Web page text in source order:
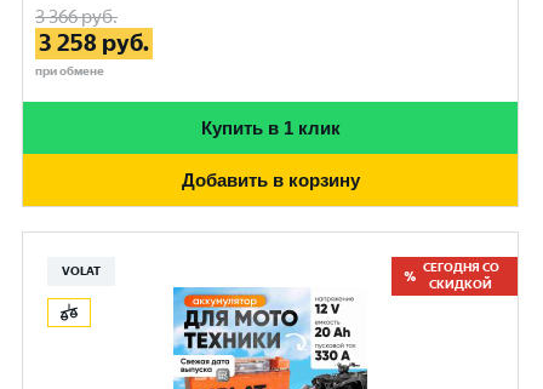
3 366руб.
3 258 руб.
при обмене
Купить в 1 клик
Добавить в корзину
VOLAT
СЕГОДНЯ СО
СКИДКОЙ